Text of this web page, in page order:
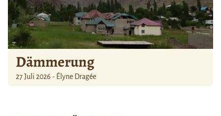
Dämmerung
27 Juli 2026 - Élyne Dragée